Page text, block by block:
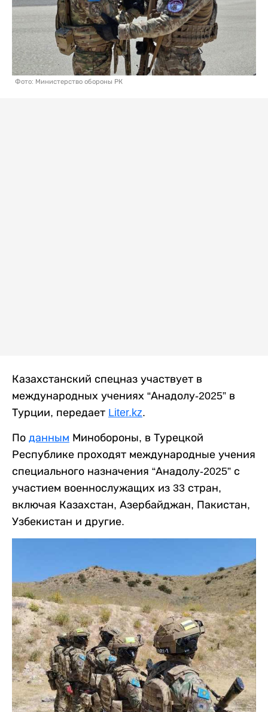
Фото: Министерство обороны РК
Казахстанский спецназ участвует в
международных учениях “Анадолу-2025” в
Турции, передает Liter.kz.
По данным Минобороны, в Турецкой
Республике проходят международные учения
специального назначения “Анадолу-2025” с
участием военнослужащих из 33 стран,
включая Казахстан, Азербайджан, Пакистан,
Узбекистан и другие.